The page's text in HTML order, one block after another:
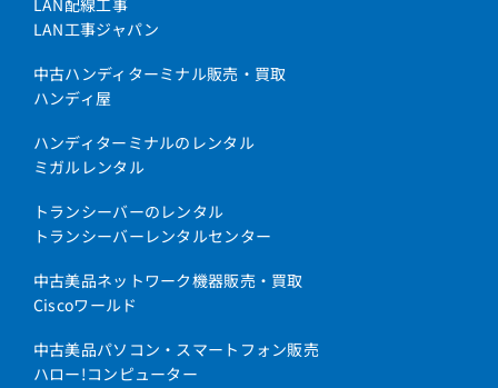
LAN工事ジャパン
中古ハンディターミナル販売・買取
ハンディ屋
ハンディターミナルのレンタル
ミガルレンタル
トランシーバーのレンタル
トランシーバーレンタルセンター
中古美品ネットワーク機器販売・買取
Ciscoワールド
中古美品パソコン・スマートフォン販売
ハロー!コンピューター